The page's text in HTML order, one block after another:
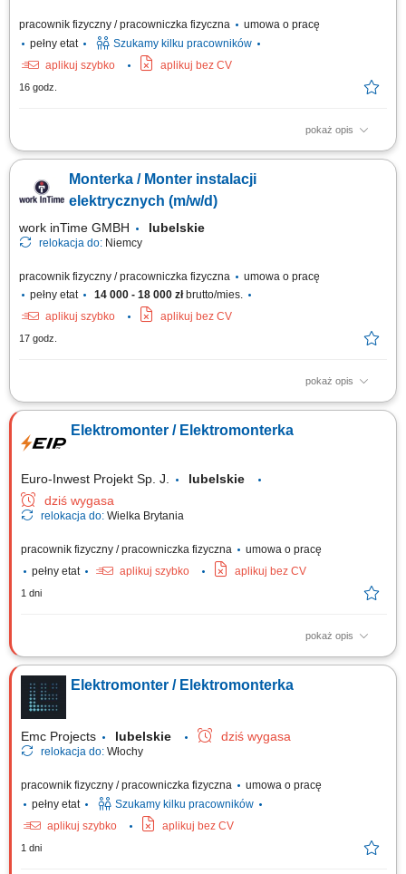
pracownik fizyczny / pracowniczka fizyczna
umowa o pracę
pełny etat
Szukamy kilku pracowników
aplikuj szybko
aplikuj bez CV
16 godz.
pokaż opis
Wykonywanie montażu i serwisu instalacji elektrycznych na obiektach
projektem. Współpraca z brygadzistą i pozostałymi członkami zespołu.
Monterka / Monter instalacji
elektrycznych (m/w/d)
work inTime GMBH lubelskie
relokacja do: Niemcy
pracownik fizyczny / pracowniczka fizyczna
umowa o pracę
pełny etat
14 000 - 18 000 złbrutto/mies.
aplikuj szybko
aplikuj bez CV
17 godz.
pokaż opis
Zakres obowiązków: Wykonywanie instalacji elektrycznych w obiektach
starych instalacji. Montaż i podłączanie szaf sterowniczych. Realizacja
prostych prac montażowych. Praca w zespole polsko-niemieckim.
Elektromonter / Elektromonterka
Euro-Inwest Projekt Sp. J.
lubelskie
dziś wygasa
relokacja do: Wielka Brytania
pracownik fizyczny / pracowniczka fizyczna
umowa o pracę
pełny etat
aplikuj szybko aplikuj bez CV
1 dni
pokaż opis
Montaż i budowa tras oraz linii kablowych. Instalacja gniazdek,
sterowania i oświetlenia. Montaż rozdzielnic i szaf sterowniczych.
Elektromonter / Elektromonterka
Emc Projects lubelskie dziś wygasa
relokacja do: Włochy
pracownik fizyczny / pracowniczka fizyczna
umowa o pracę
pełny etat
Szukamy kilku pracowników
aplikuj szybko
aplikuj bez CV
1 dni